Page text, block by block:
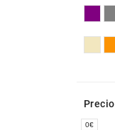
Precio
0